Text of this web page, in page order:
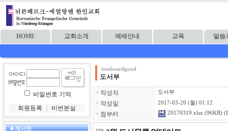
HOME 교회소개 예배안내 교육 말씀
비밀번호 기억
회원등록
비번분실
게시판
freeboardgood
도서부
ㆍ 작성자 도서부
ㆍ 작성일 2017-03-20 (월) 01:12
ㆍ 첨부#1 20170319.xlsx (96KB)